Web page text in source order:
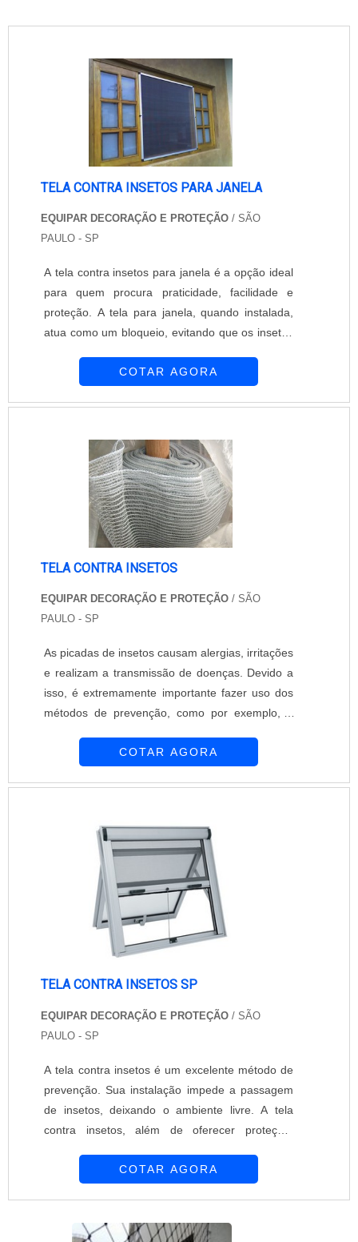
TELA CONTRA INSETOS PARA JANELA
EQUIPAR DECORAÇÃO E PROTEÇÃO / SÃO
PAULO - SP
A tela contra insetos para janela é a opção ideal
para quem procura praticidade, facilidade e
proteção. A tela para janela, quando instalada,
atua como um bloqueio, evitando que os insetos
e a ventilação do ambiente não são afetadas
evitar todos esses proble...
COTAR AGORA
TELA CONTRA INSETOS
EQUIPAR DECORAÇÃO E PROTEÇÃO / SÃO
PAULO - SP
As picadas de insetos causam alergias, irritações
e realizam a transmissão de doenças. Devido a
isso, é extremamente importante fazer uso dos
métodos de prevenção, como por exemplo, a
como uma barreira, impedindo que o mosquito
ambiente. Empresa que oferece...
COTAR AGORA
TELA CONTRA INSETOS SP
EQUIPAR DECORAÇÃO E PROTEÇÃO / SÃO
PAULO - SP
A tela contra insetos é um excelente método de
prevenção. Sua instalação impede a passagem
de insetos, deixando o ambiente livre. A tela
contra insetos, além de oferecer proteção,
aparência discreta, a tela contra insetos não
altamente qualificada que está ativa no mercado
COTAR AGORA